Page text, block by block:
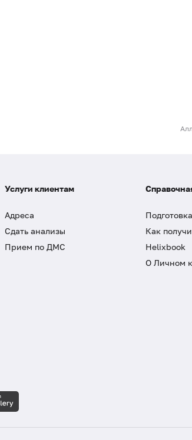
Услуги клиентам
Адреса
Сдать анализы
Прием по ДМС
Как
Helixbook
О Личном